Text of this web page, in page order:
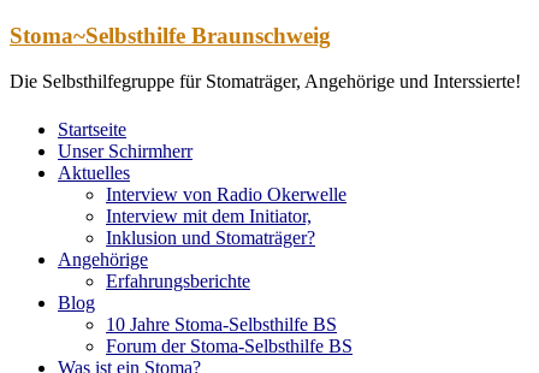
Zum
springen
Stoma~Selbsthilfe Braunschweig
Die Selbsthilfegruppe für Stomaträger, Angehörige und Interssierte!
Startseite
Unser Schirmherr
Aktuelles
Interview von Radio Okerwelle
Interview mit dem Initiator,
Inklusion und Stomaträger?
Angehörige
Erfahrungsberichte
Blog
10 Jahre Stoma-Selbsthilfe BS
Forum der Stoma-Selbsthilfe BS
Was ist ein Stoma?